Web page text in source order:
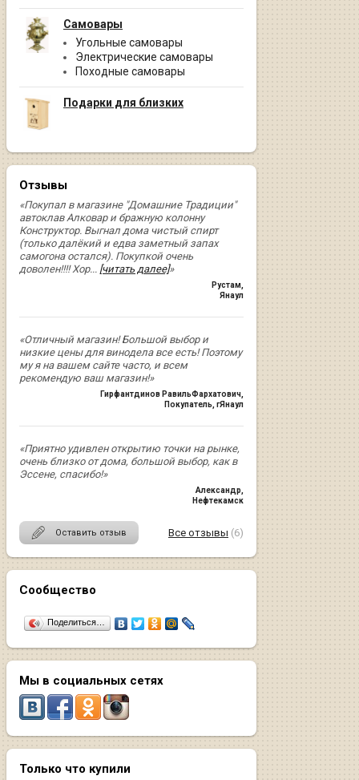
Самовары
Угольные самовары
Электрические самовары
Походные самовары
Подарки для близких
Отзывы
«Покупал в магазине "Домашние Традиции"
автоклав Алковар и бражную колонну
Конструктор. Выгнал дома чистый спирт
(только далёкий и едва заметный запах
самогона остался). Покупкой очень
доволен!!!! Хор... [читать далее]»
Рустам
Янаул
«Отличный магазин! Большой выбор и
низкие цены для винодела все есть! Поэтому
му я на вашем сайте часто, и всем
рекомендую ваш магазин!»
Гирфантдинов РавильФархатович
Покупатель, гЯнаул
«Приятно удивлен открытию точки на рынке,
очень близко от дома, большой выбор, как в
Эссене, спасибо!»
Александр
Нефтекамск
Оставить отзыв Все отзывы (6)
Сообщество
Поделиться…
Мы в социальных сетях
Только что купили